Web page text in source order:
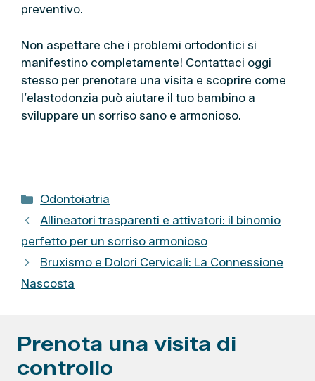
preventivo.
Non aspettare che i problemi ortodontici si
manifestino completamente! Contattaci oggi
stesso per prenotare una visita e scoprire come
l’elastodonzia può aiutare il tuo bambino a
sviluppare un sorriso sano e armonioso.
C
a
e
g
o
e
Odontoiatria
Allineatori trasparenti e attivatori: il binomio
perfetto per un sorriso armonioso
Bruxismo e Dolori Cervicali: La Connessione
Nascosta
Prenota una visita di
controllo